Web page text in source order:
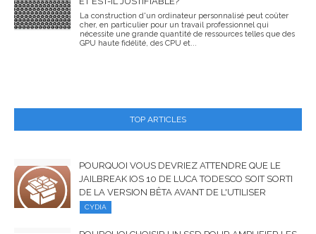
La construction d'un ordinateur personnalisé peut coûter
cher, en particulier pour un travail professionnel qui
nécessite une grande quantité de ressources telles que des
GPU haute fidélité, des CPU et...
TOP ARTICLES
POURQUOI VOUS DEVRIEZ ATTENDRE QUE LE
JAILBREAK IOS 10 DE LUCA TODESCO SOIT SORTI
DE LA VERSION BÊTA AVANT DE L'UTILISER
CYDIA